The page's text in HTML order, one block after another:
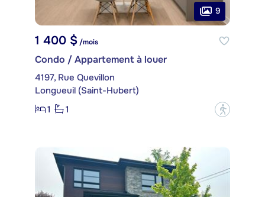
9
1 400 $ /mois
Condo / Appartement à louer
4197, Rue Quevillon
Longueuil (Saint-Hubert)
1
1 ?